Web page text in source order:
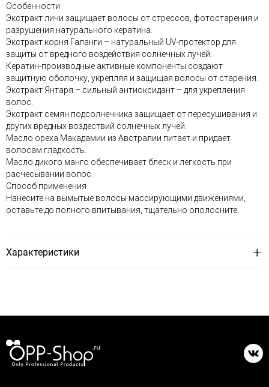
Особенности
Экстракт личи защищает волосы от стрессов, фотостарения и
разрушения натурального кератина.
Экстракт корня Галанги – натуральный UV-протектор для
защиты от вредного воздействия солнечных лучей.
Кератин-производные активные компоненты создают
защитную оболочку, укрепляя и защищая волосы от старения.
Экстракт Янтаря – сильный антиоксидант – для укрепления
волос.
Экстракт семян подсолнечника защищает от пересушивания и
других вредных воздествий солнечных лучей.
Масло ореха Макадамии из Австралии питает и придает
волосам гладкость.
Масло дикого манго обеспечивает блеск и легкость при
расчесывании волос.
Способ применения
Нанесите на вымытые волосы массирующими движениями,
оставьте до полного впитывания, тщательно ополосните.
Характеристики